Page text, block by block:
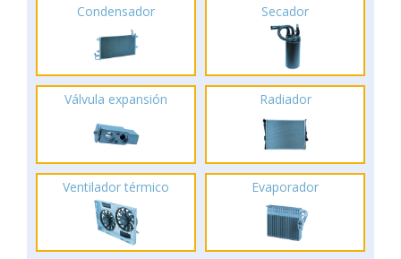
Condensador Secador
Válvula expansión Radiador
Ventilador térmico Evaporador